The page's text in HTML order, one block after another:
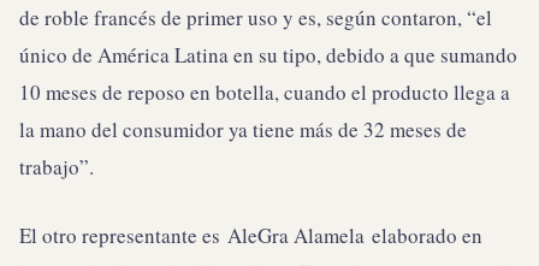
de roble francés de primer uso y es, según contaron, “el
único de América Latina en su tipo, debido a que sumando
10 meses de reposo en botella, cuando el producto llega a
la mano del consumidor ya tiene más de 32 meses de
trabajo”.
El otro representante es AleGra Alamela elaborado en